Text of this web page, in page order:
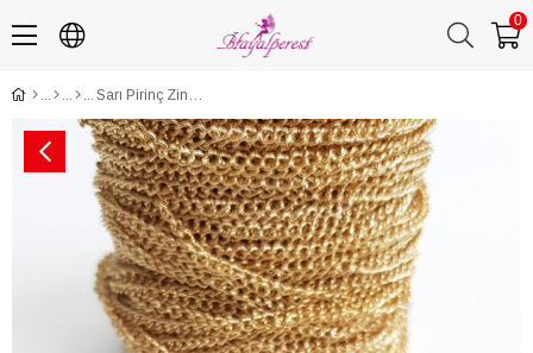
0
Sarı Pirinç Zincir (1 mt )